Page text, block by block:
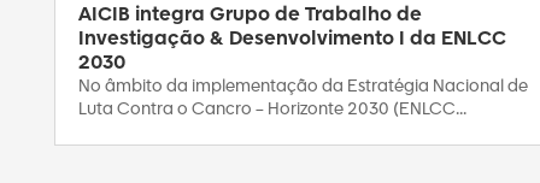
AICIB integra Grupo de Trabalho de
Investigação & Desenvolvimento I da ENLCC
2030
No âmbito da implementação da Estratégia Nacional de
Luta Contra o Cancro – Horizonte 2030 (ENLCC...